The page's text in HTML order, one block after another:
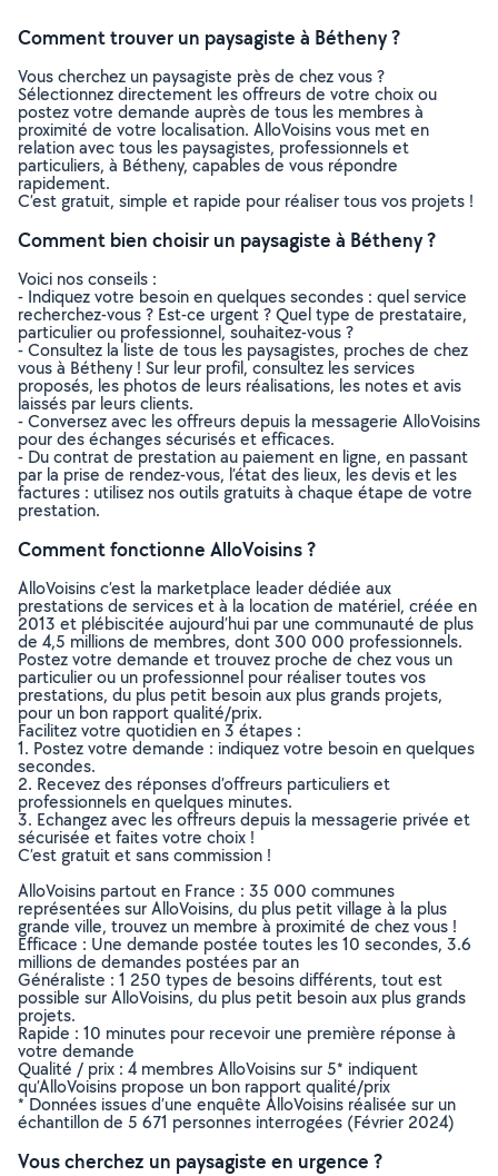
Comment trouver un paysagiste à Bétheny ?
Vous cherchez un paysagiste près de chez vous ?
Sélectionnez directement les offreurs de votre choix ou
postez votre demande auprès de tous les membres à
proximité de votre localisation. AlloVoisins vous met en
relation avec tous les paysagistes, professionnels et
particuliers, à Bétheny, capables de vous répondre
rapidement.
C’est gratuit, simple et rapide pour réaliser tous vos projets !
Comment bien choisir un paysagiste à Bétheny ?
Voici nos conseils :
- Indiquez votre besoin en quelques secondes : quel service
recherchez-vous ? Est-ce urgent ? Quel type de prestataire,
particulier ou professionnel, souhaitez-vous ?
- Consultez la liste de tous les paysagistes, proches de chez
vous à Bétheny ! Sur leur profil, consultez les services
proposés, les photos de leurs réalisations, les notes et avis
laissés par leurs clients.
- Conversez avec les offreurs depuis la messagerie AlloVoisins
pour des échanges sécurisés et efficaces.
- Du contrat de prestation au paiement en ligne, en passant
par la prise de rendez-vous, l’état des lieux, les devis et les
factures : utilisez nos outils gratuits à chaque étape de votre
prestation.
Comment fonctionne AlloVoisins ?
AlloVoisins c’est la marketplace leader dédiée aux
prestations de services et à la location de matériel, créée en
2013 et plébiscitée aujourd’hui par une communauté de plus
de 4,5 millions de membres, dont 300 000 professionnels.
Postez votre demande et trouvez proche de chez vous un
particulier ou un professionnel pour réaliser toutes vos
prestations, du plus petit besoin aux plus grands projets,
pour un bon rapport qualité/prix.
Facilitez votre quotidien en 3 étapes :
1. Postez votre demande : indiquez votre besoin en quelques
secondes.
2. Recevez des réponses d’offreurs particuliers et
professionnels en quelques minutes.
3. Echangez avec les offreurs depuis la messagerie privée et
sécurisée et faites votre choix !
C’est gratuit et sans commission !
AlloVoisins partout en France : 35 000 communes
représentées sur AlloVoisins, du plus petit village à la plus
grande ville, trouvez un membre à proximité de chez vous !
Efficace : Une demande postée toutes les 10 secondes, 3.6
millions de demandes postées par an
Généraliste : 1 250 types de besoins différents, tout est
possible sur AlloVoisins, du plus petit besoin aux plus grands
projets.
Rapide : 10 minutes pour recevoir une première réponse à
votre demande
Qualité / prix : 4 membres AlloVoisins sur 5* indiquent
qu’AlloVoisins propose un bon rapport qualité/prix
* Données issues d’une enquête AlloVoisins réalisée sur un
échantillon de 5 671 personnes interrogées (Février 2024)
Vous cherchez un paysagiste en urgence ?